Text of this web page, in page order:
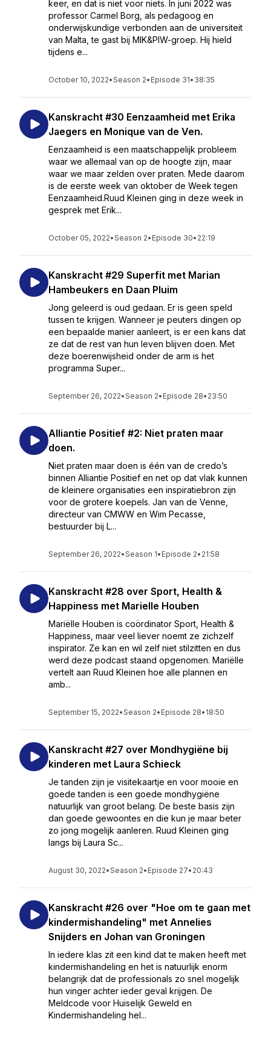
keer, en dat is niet voor niets. In juni 2022 was
professor Carmel Borg, als pedagoog en
onderwijskundige verbonden aan de universiteit
van Malta, te gast bij MIK&PIW-groep. Hij hield
tijdens e...
October 10, 2022•Season 2• Episode 31• 38:35
Kanskracht #30 Eenzaamheid met Erika
Jaegers en Monique van de Ven.
Eenzaamheid is een maatschappelijk probleem
waar we allemaal van op de hoogte zijn, maar
waar we maar zelden over praten. Mede daarom
is de eerste week van oktober de Week tegen
Eenzaamheid.Ruud Kleinen ging in deze week in
gesprek met Erik...
October 05, 2022•Season 2• Episode 30• 22:19
Kanskracht #29 Superfit met Marian
Hambeukers en Daan Pluim
Jong geleerd is oud gedaan. Er is geen speld
tussen te krijgen. Wanneer je peuters dingen op
een bepaalde manier aanleert, is er een kans dat
ze dat de rest van hun leven blijven doen. Met
deze boerenwijsheid onder de arm is het
programma Super...
September 26, 2022•Season 2• Episode 28• 23:50
Alliantie Positief #2: Niet praten maar
doen.
Niet praten maar doen is één van de credo’s
binnen Alliantie Positief en net op dat vlak kunnen
de kleinere organisaties een inspiratiebron zijn
voor de grotere koepels. Jan van de Venne,
directeur van CMWW en Wim Pecasse,
bestuurder bij L...
September 26, 2022•Season 1• Episode 2• 21:58
Kanskracht #28 over Sport, Health &
Happiness met Marielle Houben
Mariëlle Houben is coördinator Sport, Health &
Happiness, maar veel liever noemt ze zichzelf
inspirator. Ze kan en wil zelf niet stilzitten en dus
werd deze podcast staand opgenomen. Mariëlle
vertelt aan Ruud Kleinen hoe alle plannen en
amb...
September 15, 2022•Season 2• Episode 28• 18:50
Kanskracht #27 over Mondhygiëne bij
kinderen met Laura Schieck
Je tanden zijn je visitekaartje en voor mooie en
goede tanden is een goede mondhygiëne
natuurlijk van groot belang. De beste basis zijn
dan goede gewoontes en die kun je maar beter
zo jong mogelijk aanleren. Ruud Kleinen ging
langs bij Laura Sc...
August 30, 2022•Season 2• Episode 27• 20:43
Kanskracht #26 over "Hoe om te gaan met
kindermishandeling" met Annelies
Snijders en Johan van Groningen
In iedere klas zit een kind dat te maken heeft met
kindermishandeling en het is natuurlijk enorm
belangrijk dat de professionals zo snel mogelijk
hun vinger achter ieder geval krijgen. De
Meldcode voor Huiselijk Geweld en
Kindermishandeling hel...